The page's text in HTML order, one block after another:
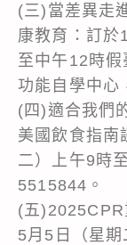
(三)當差異走
康教育：訂於
至中午12時
功能自學中心
(四)適合我們
美國飲食指南
二）上午9時
5515844。
(五
5月5日（星